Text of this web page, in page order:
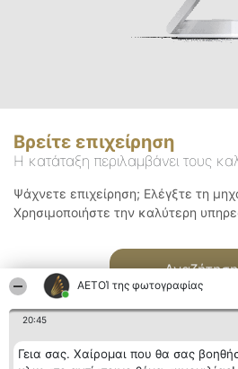
ΑΕΤΟΊ της φωτογραφίας
20:45
Γεια σας. Χαίρομαι που θα σας
Βρείτε επιχείρηση
Η κατάταξη περιλαμβάνει τους
Ψάχνετε επιχείρηση; Ελέγξτε τη
Χρησιμοποιήστε την καλύτερη
Αναζήτηση